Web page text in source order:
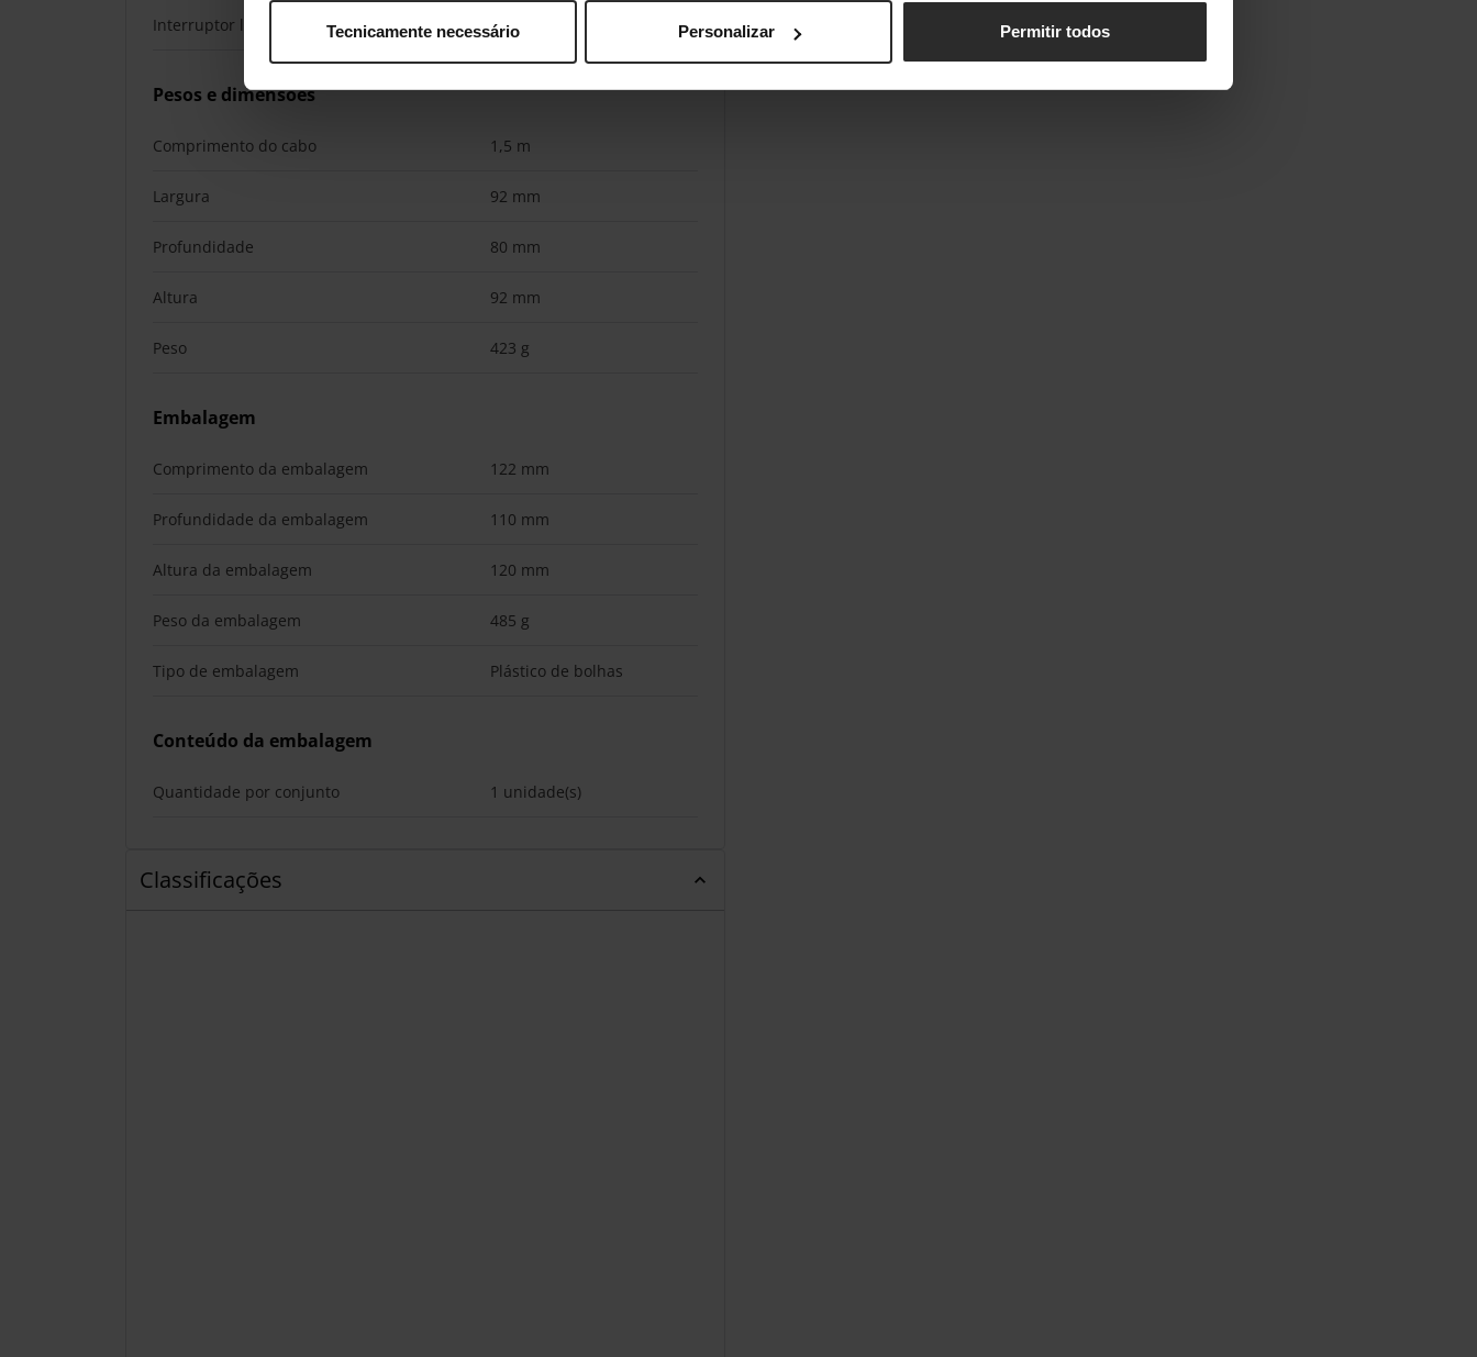
Tecnicamente necessário Personalizar Permitir todos
Interruptor ligar/desligar Sim
Pesos e dimensões
Comprimento do cabo 1,5 m
Largura 92 mm
Profundidade 80 mm
Altura 92 mm
Peso 423 g
Embalagem
Comprimento da embalagem 122 mm
Profundidade da embalagem 110 mm
Altura da embalagem 120 mm
Peso da embalagem 485 g
Tipo de embalagem Plástico de bolhas
Conteúdo da embalagem
Quantidade por conjunto 1 unidade(s)
Classificações